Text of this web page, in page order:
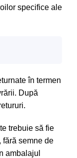
specifice ale
în termen
După
trebuie să fie
fără semne de
ambalajul